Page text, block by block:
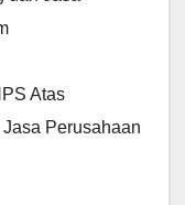
Atas
Perusahaan